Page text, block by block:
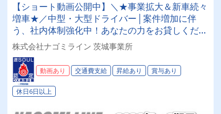
【ショート動画公開中】＼★事業拡大＆新車続々
増車★／中型・大型ドライバー│案件増加に伴
う、社内体制強化中！あなたの力をお貸しくださ
い！！＊職場見学随時実施中
株式会社ナゴミライン 茨城事業所
動画あり 交通費支給 昇給あり 賞与あり
休日6日以上